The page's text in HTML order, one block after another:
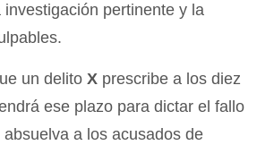
pertinente y la
un delito X prescribe a los diez
ese plazo para dictar el fallo
a los acusados de